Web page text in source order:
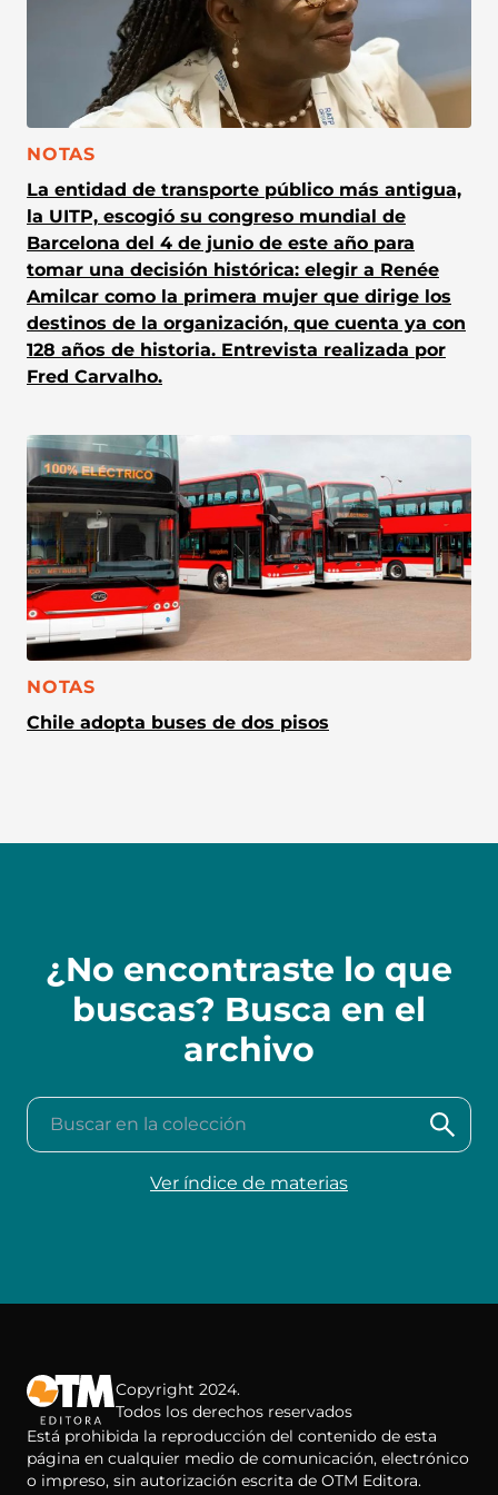
CATEGORÍA:
NOTAS
La entidad de transporte público más antigua,
la UITP, escogió su congreso mundial de
Barcelona del 4 de junio de este año para
tomar una decisión histórica: elegir a Renée
Amilcar como la primera mujer que dirige los
destinos de la organización, que cuenta ya con
128 años de historia. Entrevista realizada por
Fred Carvalho.
CATEGORÍA:
NOTAS
Chile adopta buses de dos pisos
¿No encontraste lo que
buscas? Busca en el
archivo
Buscar en la colección
Ver índice de materias
Copyright 2024.
Todos los derechos reservados
Está prohibida la reproducción del contenido de esta
página en cualquier medio de comunicación, electrónico
o impreso, sin autorización escrita de OTM Editora.